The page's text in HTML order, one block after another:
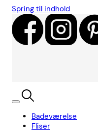
Spring til indhold
Badeværelse
Fliser